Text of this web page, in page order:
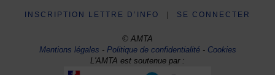
INSCRIPTION LETTRE D’INFO SE CONNECTER
© AMTA
Mentions légales -Politique de confidentialité- Cookies
L'AMTA est soutenue par :